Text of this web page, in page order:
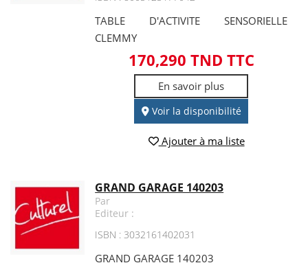
TABLE D'ACTIVITE SENSORIELLE
CLEMMY
170,290 TND TTC
En savoir plus
Voir la disponibilité
Ajouter à ma liste
GRAND GARAGE 140203
Par
Editeur :
ISBN : 3032161402031
GRAND GARAGE 140203